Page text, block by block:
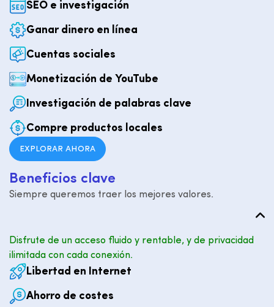
SEO e investigación
Ganar dinero en línea
Cuentas sociales
Monetización de YouTube
Investigación de palabras clave
Compre productos locales
EXPLORAR AHORA
Beneficios clave
Siempre queremos traer los mejores valores.
Disfrute de un acceso fluido y rentable, y de privacidad
ilimitada con cada conexión.
Libertad en Internet
Ahorro de costes